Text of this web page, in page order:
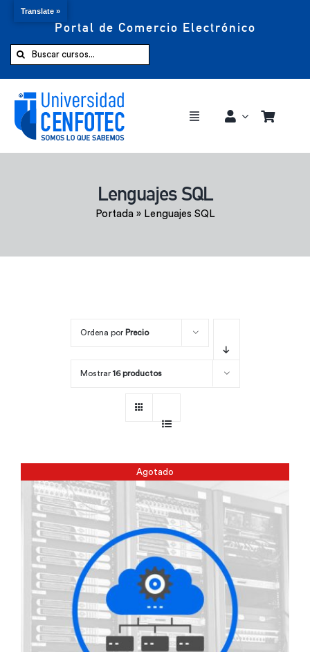
Portal de Comercio Electrónico
Buscar:
Toggle
Comprar ahora
Lenguajes SQL
Portada» Lenguajes SQL
Ordena por Precio
Mostrar 16 productos
Agotado
Translate »